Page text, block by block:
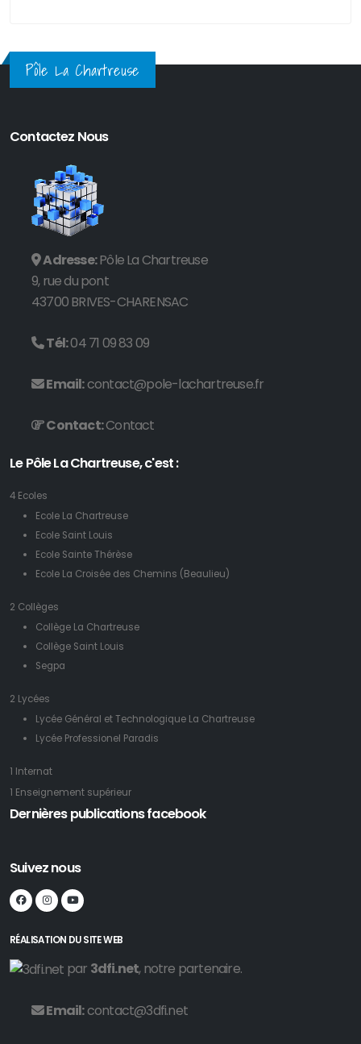
Pôle La Chartreuse
Contactez Nous
Adresse:Pôle La Chartreuse
9, rue du pont
43700 BRIVES-CHARENSAC
Tél:04 71 09 83 09
Email:contact@pole-lachartreuse.fr
Contact:Contact
Le Pôle La Chartreuse, c'est :
4 Ecoles
Ecole La Chartreuse
Ecole Saint Louis
Ecole Sainte Thérèse
Ecole La Croisée des Chemins (Beaulieu)
2 Collèges
Collège La Chartreuse
Collège Saint Louis
Segpa
2 Lycées
Lycée Général et Technologique La Chartreuse
Lycée Professionel Paradis
1 Internat
1 Enseignement supérieur
Dernières publications facebook
Suivez nous
RÉALISATION DU SITE WEB
par 3dfi.net, notre partenaire.
Email:contact@3dfi.net